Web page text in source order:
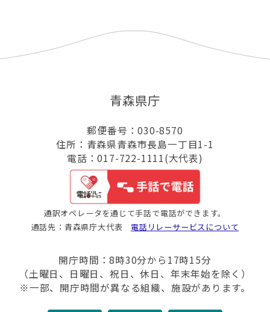
青森県庁
郵便番号：030-8570
住所：青森県青森市長島一丁目1-1
電話：017-722-1111(大代表)
通訳オペレータを通じて手話で電話ができます。
通話先：青森県庁大代表 電話リレーサービスについて
開庁時間：8時30分から17時15分
（土曜日、日曜日、祝日、休日、年末年始を除く）
※一部、開庁時間が異なる組織、施設があります。